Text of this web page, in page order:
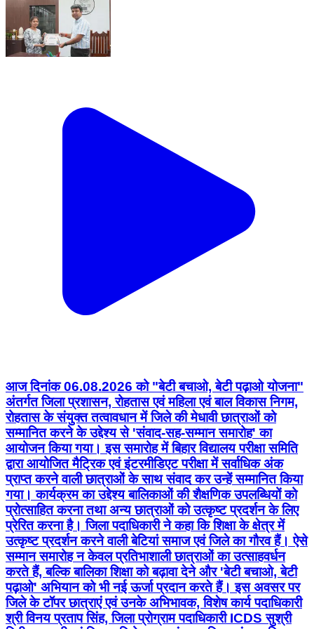
आज दिनांक 06.08.2026 को "बेटी बचाओ, बेटी पढ़ाओ योजना"
अंतर्गत जिला प्रशासन, रोहतास एवं महिला एवं बाल विकास निगम,
रोहतास के संयुक्त तत्वावधान में जिले की मेधावी छात्राओं को
सम्मानित करने के उद्देश्य से 'संवाद-सह-सम्मान समारोह' का
आयोजन किया गया। इस समारोह में बिहार विद्यालय परीक्षा समिति
द्वारा आयोजित मैट्रिक एवं इंटरमीडिएट परीक्षा में सर्वाधिक अंक
प्राप्त करने वाली छात्राओं के साथ संवाद कर उन्हें सम्मानित किया
गया। कार्यक्रम का उद्देश्य बालिकाओं की शैक्षणिक उपलब्धियों को
प्रोत्साहित करना तथा अन्य छात्राओं को उत्कृष्ट प्रदर्शन के लिए
प्रेरित करना है। जिला पदाधिकारी ने कहा कि शिक्षा के क्षेत्र में
उत्कृष्ट प्रदर्शन करने वाली बेटियां समाज एवं जिले का गौरव हैं। ऐसे
सम्मान समारोह न केवल प्रतिभाशाली छात्राओं का उत्साहवर्धन
करते हैं, बल्कि बालिका शिक्षा को बढ़ावा देने और 'बेटी बचाओ, बेटी
पढ़ाओ' अभियान को भी नई ऊर्जा प्रदान करते हैं। इस अवसर पर
जिले के टॉपर छात्राएं एवं उनके अभिभावक, विशेष कार्य पदाधिकारी
श्री विनय प्रताप सिंह, जिला प्रोग्राम पदाधिकारी ICDS सुश्री